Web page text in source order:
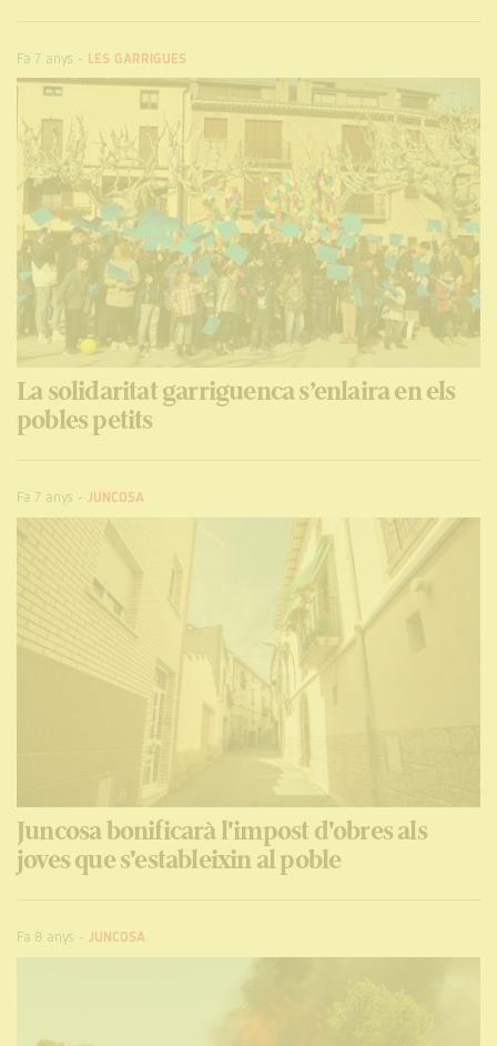
Fa 7 anys - LES GARRIGUES
La solidaritat garriguenca s’enlaira en els
pobles petits
Fa 7 anys -JUNCOSA
Juncosa bonificarà l'impost d'obres als
joves que s'estableixin al poble
Fa 8 anys -JUNCOSA